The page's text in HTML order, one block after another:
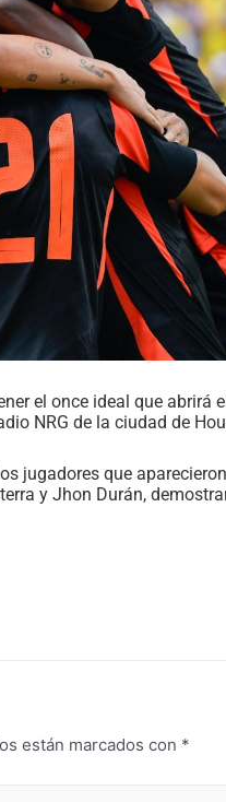
el once ideal que abrirá
NRG de la ciudad de
jugadores que
y Jhon Durán,
están marcados con *